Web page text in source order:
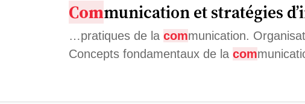
Communication et stratégies
…pratiques de la communication.
Concepts fondamentaux de la com